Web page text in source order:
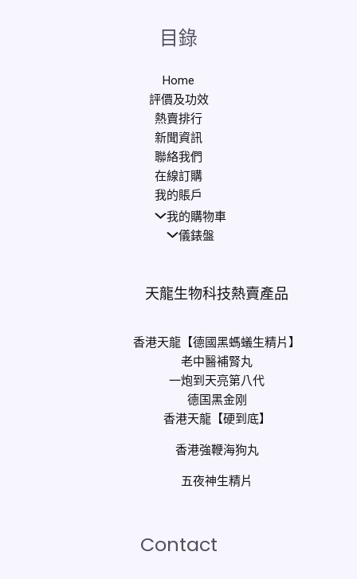
目錄
Home
評價及功效
熱賣排行
新聞資訊
聯絡我們
在線訂購
我的賬戶
我的購物車
儀錶盤
天龍生物科技熱賣產品
香港天龍【德國黑螞蟻生精片】
老中醫補腎丸
一炮到天亮第八代
德国黑金刚
香港天龍【硬到底】
香港強鞭海狗丸
五夜神生精片
Contact